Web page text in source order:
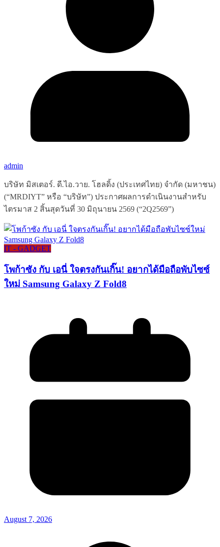
admin
บริษัท มิสเตอร์. ดี.ไอ.วาย. โฮลดิ้ง (ประเทศไทย) จำกัด (มหาชน)
(“MRDIYT” หรือ “บริษัท”) ประกาศผลการดำเนินงานสำหรับ
ไตรมาส 2 สิ้นสุดวันที่ 30 มิถุนายน 2569 (“2Q2569”)
IT - GADGET
โพก้าซัง กับ เอนี่ ใจตรงกันเกิ๊น! อยากได้มือถือพับไซซ์
ใหม่ Samsung Galaxy Z Fold8
August 7, 2026